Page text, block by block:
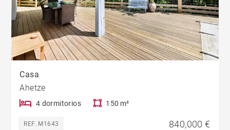
Casa
Ahetze
4 dormitorios 150 m²
REF. M1643 840,000 €